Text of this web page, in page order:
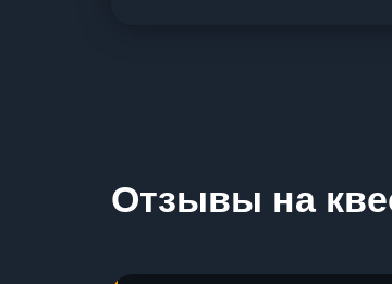
Отзывы на